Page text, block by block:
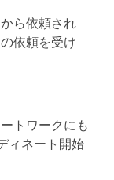
ら依頼され
依頼を受け
トワークにも
ィネート開始